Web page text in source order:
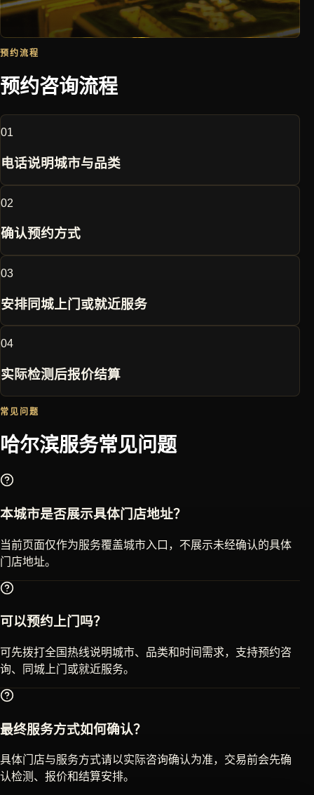
预约流程
预约咨询流程
01
电话说明城市与品类
02
确认预约方式
03
安排同城上门或就近服务
04
实际检测后报价结算
常见问题
哈尔滨服务常见问题
本城市是否展示具体门店地址？
当前页面仅作为服务覆盖城市入口，不展示未经确认的具体
门店地址。
可以预约上门吗？
可先拨打全国热线说明城市、品类和时间需求，支持预约咨
询、同城上门或就近服务。
最终服务方式如何确认？
具体门店与服务方式请以实际咨询确认为准，交易前会先确
认检测、报价和结算安排。